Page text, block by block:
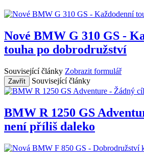
Nové BMW G 310 GS -
touha po dobrodružství
Související články Zobrazit formulář
Zavřít Související články
BMW R 1250 GS
není příliš daleko